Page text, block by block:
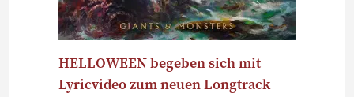
HELLOWEEN begeben sich mit
Lyricvideo zum neuen Longtrack